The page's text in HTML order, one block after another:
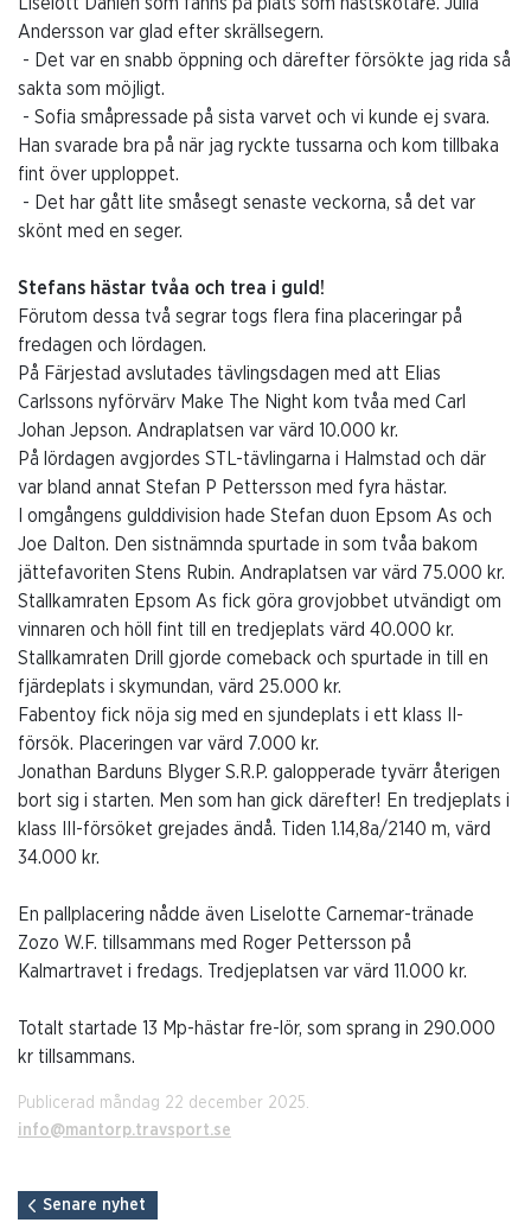
Liselott Dahlén som fanns på plats som hästskötare. Julia
Andersson var glad efter skrällsegern.
- Det var en snabb öppning och därefter försökte jag rida så
sakta som möjligt.
- Sofia småpressade på sista varvet och vi kunde ej svara.
Han svarade bra på när jag ryckte tussarna och kom tillbaka
fint över upploppet.
- Det har gått lite småsegt senaste veckorna, så det var
skönt med en seger.
Stefans hästar tvåa och trea i guld!
Förutom dessa två segrar togs flera fina placeringar på
fredagen och lördagen.
På Färjestad avslutades tävlingsdagen med att Elias
Carlssons nyförvärv Make The Night kom tvåa med Carl
Johan Jepson. Andraplatsen var värd 10.000 kr.
På lördagen avgjordes STL-tävlingarna i Halmstad och där
var bland annat Stefan P Pettersson med fyra hästar.
I omgångens gulddivision hade Stefan duon Epsom As och
Joe Dalton. Den sistnämnda spurtade in som tvåa bakom
jättefavoriten Stens Rubin. Andraplatsen var värd 75.000 kr.
Stallkamraten Epsom As fick göra grovjobbet utvändigt om
vinnaren och höll fint till en tredjeplats värd 40.000 kr.
Stallkamraten Drill gjorde comeback och spurtade in till en
fjärdeplats i skymundan, värd 25.000 kr.
Fabentoy fick nöja sig med en sjundeplats i ett klass II-
försök. Placeringen var värd 7.000 kr.
Jonathan Barduns Blyger S.R.P. galopperade tyvärr återigen
bort sig i starten. Men som han gick därefter! En tredjeplats i
klass III-försöket grejades ändå. Tiden 1.14,8a/2140 m, värd
34.000 kr.
En pallplacering nådde även Liselotte Carnemar-tränade
Zozo W.F. tillsammans med Roger Pettersson på
Kalmartravet i fredags. Tredjeplatsen var värd 11.000 kr.
Totalt startade 13 Mp-hästar fre-lör, som sprang in 290.000
kr tillsammans.
Publicerad måndag 22 december 2025.
info@mantorp.travsport.se
Senare nyhet